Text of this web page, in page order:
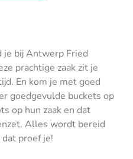
je bij Antwerp Fried
prachtige zaak zit je
En kom je met goed
goedgevulde buckets op
op hun zaak en dat
Alles wordt bereid
proef je!